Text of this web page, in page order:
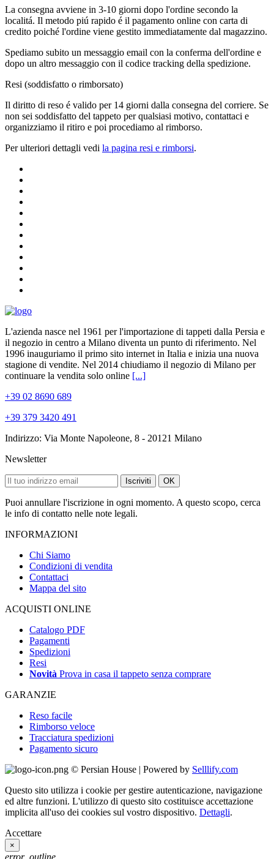
La consegna avviene in 3-10 giorni dopo l'ordine secondo la
localitá. Il metodo piú rapido é il pagamento online con carta di
credito poiché l'ordine viene gestito immediatamente dal magazzino.
Spediamo subito un messaggio email con la conferma dell'ordine e
dopo un altro messaggio con il codice tracking della spedizione.
Resi (soddisfatto o rimborsato)
Il diritto di reso é valido per 14 giorni dalla consegna del corriere. Se
non sei soddisfatto del tappeto per qualsiasi motivo, contattaci e
organizziamo il ritiro e poi procediamo al rimborso.
Per ulteriori dettagli vedi la pagina resi e rimborsi.
L'azienda nasce nel 1961 per l'importazione di tappeti dalla Persia e
il negozio in centro a Milano diventa un punto di riferimento. Nel
1996 inauguriamo il primo sito internet in Italia e inizia una nuova
stagione di vendite. Nel 2014 chiudiamo il negozio di Milano per
continuare la vendita solo online [...]
+39 02 8690 689
+39 379 3420 491
Indirizzo: Via Monte Napoleone, 8 - 20121 Milano
Newsletter
Iscriviti OK
Puoi annullare l'iscrizione in ogni momento. A questo scopo, cerca
le info di contatto nelle note legali.
INFORMAZIONI
Chi Siamo
Condizioni di vendita
Contattaci
Mappa del sito
ACQUISTI ONLINE
Catalogo PDF
Pagamenti
Spedizioni
Resi
Novità Prova in casa il tappeto senza comprare
GARANZIE
Reso facile
Rimborso veloce
Tracciatura spedizioni
Pagamento sicuro
© Persian House | Powered by Selllify.com
Questo sito utilizza i cookie per gestire autenticazione, navigazione
ed altre funzioni. L'utilizzo di questo sito costituisce accettazione
implicita all'uso dei cookies sul vostro dispositivo. Dettagli.
Accettare
×
error_outline